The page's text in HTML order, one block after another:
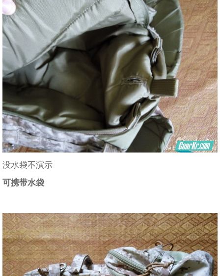
没水袋不演示
可携带水袋